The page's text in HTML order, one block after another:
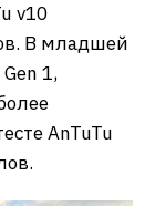
v10
В младшей
1,
AnTuTu